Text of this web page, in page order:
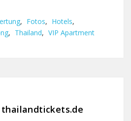
, Fotos, Hotels,
, Thailand, VIP Apartment
thailandtickets.de